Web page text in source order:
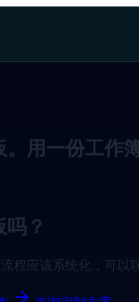
用一份工作
？
程应该系统化，可以